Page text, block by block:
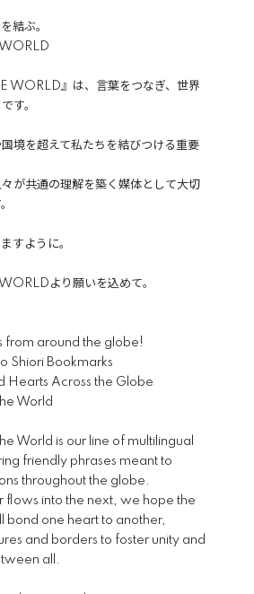
結ぶ。
WORLD』は、言葉をつなぎ、世界
す。
境を超えて私たちを結びつける重要
が共通の理解を築く媒体として大切
すように。
より願いを込めて。
from around the globe!
Shiori Bookmarks
Hearts Across the Globe
World
World is our line of multilingual
friendly phrases meant to
throughout the globe.
flows into the next, we hope the
bond one heart to another,
and borders to foster unity and
all.